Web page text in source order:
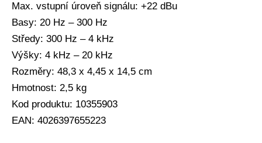
Max. vstupní úroveň signálu: +22 dBu
Basy: 20 Hz – 300 Hz
Středy: 300 Hz – 4 kHz
Výšky: 4 kHz – 20 kHz
Rozměry: 48,3 x 4,45 x 14,5 cm
Hmotnost: 2,5 kg
Kod produktu: 10355903
EAN: 4026397655223